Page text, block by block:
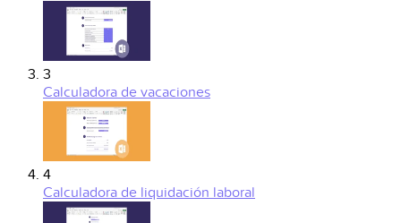
3
Calculadora de vacaciones
4
Calculadora de liquidación laboral